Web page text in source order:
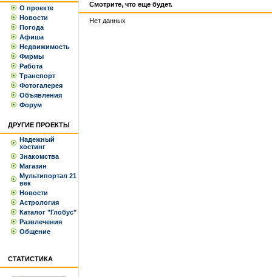
О проекте
Новости
Погода
Афиша
Недвижимость
Фирмы
Работа
Транспорт
Фотогалерея
Объявления
Форум
ДРУГИЕ ПРОЕКТЫ
Надежный
хостинг
Знакомства
Магазин
Мультипортал 21
век
Новости
Астрология
Каталог "Глобус"
Развлечения
Общение
СТАТИСТИКА
Смотрите, что еще будет.
Нет данных